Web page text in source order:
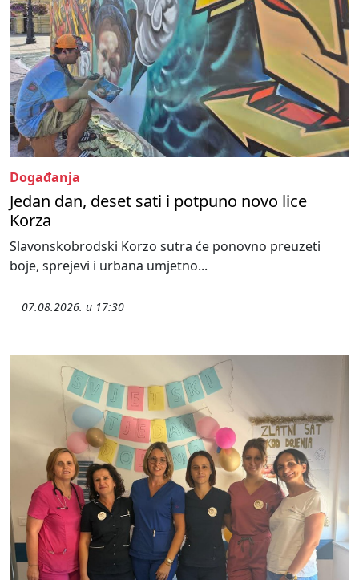
Događanja
Jedan dan, deset sati i potpuno novo lice
Korza
Slavonskobrodski Korzo sutra će ponovno preuzeti
boje, sprejevi i urbana umjetno...
07.08.2026. u 17:30